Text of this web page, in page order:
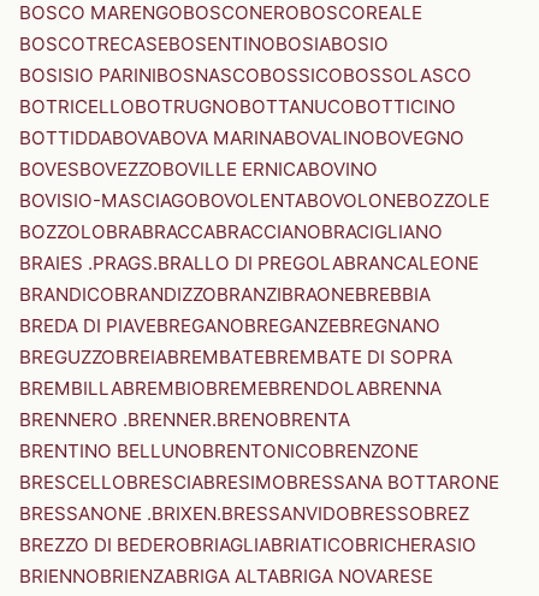
BOSCO MARENGOBOSCONEROBOSCOREALE
BOSCOTRECASEBOSENTINOBOSIABOSIO
BOSISIO PARINIBOSNASCOBOSSICOBOSSOLASCO
BOTRICELLOBOTRUGNOBOTTANUCOBOTTICINO
BOTTIDDABOVABOVA MARINABOVALINOBOVEGNO
BOVESBOVEZZOBOVILLE ERNICABOVINO
BOVISIO-MASCIAGOBOVOLENTABOVOLONEBOZZOLE
BOZZOLOBRABRACCABRACCIANOBRACIGLIANO
BRAIES .PRAGS.BRALLO DI PREGOLABRANCALEONE
BRANDICOBRANDIZZOBRANZIBRAONEBREBBIA
BREDA DI PIAVEBREGANOBREGANZEBREGNANO
BREGUZZOBREIABREMBATEBREMBATE DI SOPRA
BREMBILLABREMBIOBREMEBRENDOLABRENNA
BRENNERO .BRENNER.BRENOBRENTA
BRENTINO BELLUNOBRENTONICOBRENZONE
BRESCELLOBRESCIABRESIMOBRESSANA BOTTARONE
BRESSANONE .BRIXEN.BRESSANVIDOBRESSOBREZ
BREZZO DI BEDEROBRIAGLIABRIATICOBRICHERASIO
BRIENNOBRIENZABRIGA ALTABRIGA NOVARESE